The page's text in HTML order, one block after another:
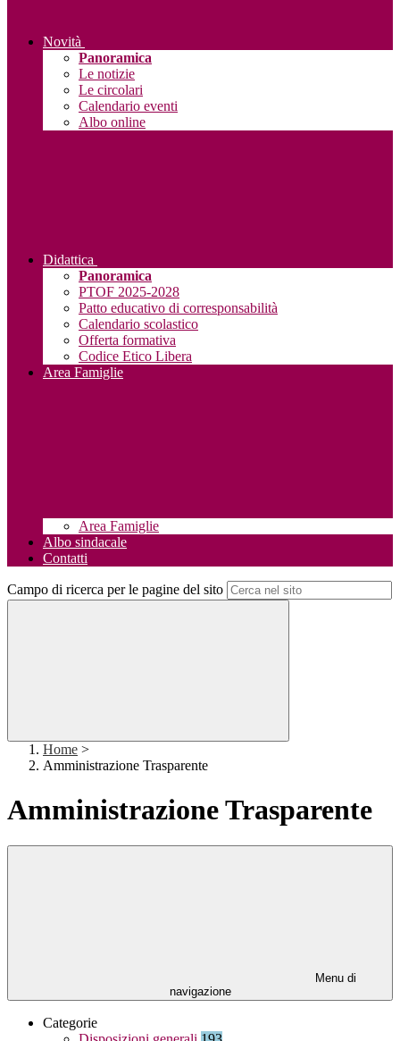
Novità
Panoramica
Le notizie
Le circolari
Calendario eventi
Albo online
Didattica
Panoramica
PTOF 2025-2028
Patto educativo di corresponsabilità
Calendario scolastico
Offerta formativa
Codice Etico Libera
Area Famiglie
Area Famiglie
Albo sindacale
Contatti
Campo di ricerca per le pagine del sito
Home >
Amministrazione Trasparente
Amministrazione Trasparente
Menu di
navigazione
Categorie